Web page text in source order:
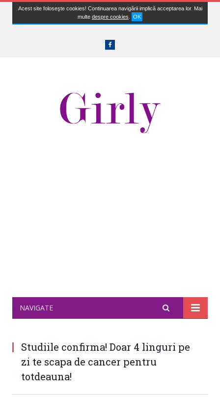
Acest site foloseşte cookies! Continuarea navigării implică acceptarea lor. Mai
multe despre cookies OK
Facebook
NAVIGATE
Studiile confirma! Doar 4 linguri pe
zi te scapa de cancer pentru
totdeauna!